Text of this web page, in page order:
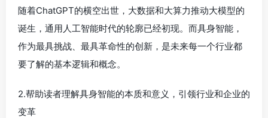
随着ChatGPT的横空出世，大数据和大算力推动大模型的
诞生，通用人工智能时代的轮廓已经初现。而具身智能，
作为最具挑战、最具革命性的创新，是未来每一个行业都
要了解的基本逻辑和概念。
2.帮助读者理解具身智能的本质和意义，引领行业和企业的
变革